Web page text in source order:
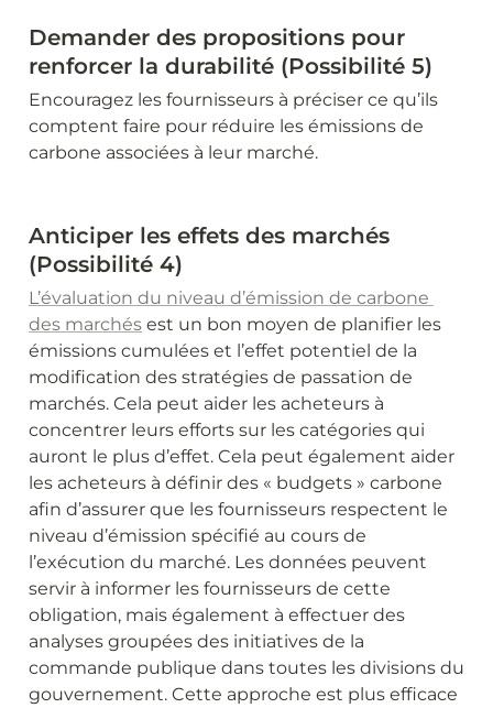
Demander des propositions pour
renforcer la durabilité (Possibilité 5)
Encouragez les fournisseurs à préciser ce qu’ils
comptent faire pour réduire les émissions de
carbone associées à leur marché.
Anticiper les effets des marchés
(Possibilité 4)
L’évaluation du niveau d’émission de carbone
des marchés est un bon moyen de planifier les
émissions cumulées et l’effet potentiel de la
modification des stratégies de passation de
marchés. Cela peut aider les acheteurs à
concentrer leurs efforts sur les catégories qui
auront le plus d’effet. Cela peut également aider
les acheteurs à définir des « budgets » carbone
afin d’assurer que les fournisseurs respectent le
niveau d’émission spécifié au cours de
l’exécution du marché. Les données peuvent
servir à informer les fournisseurs de cette
obligation, mais également à effectuer des
analyses groupées des initiatives de la
commande publique dans toutes les divisions du
gouvernement. Cette approche est plus efficace